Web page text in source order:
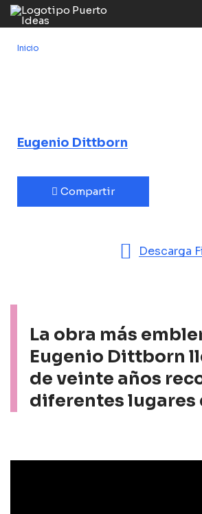
Inicio
Eugenio Dittborn
Compartir
Descarga
La obra más
Eugenio Dittborn
de veinte años
diferentes lugares